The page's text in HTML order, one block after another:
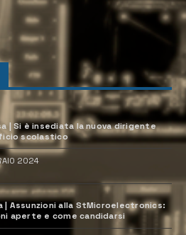
| Si è insediata la nuova dirigente
scolastico
2024
| Assunzioni alla StMicroelectronics:
aperte e come candidarsi